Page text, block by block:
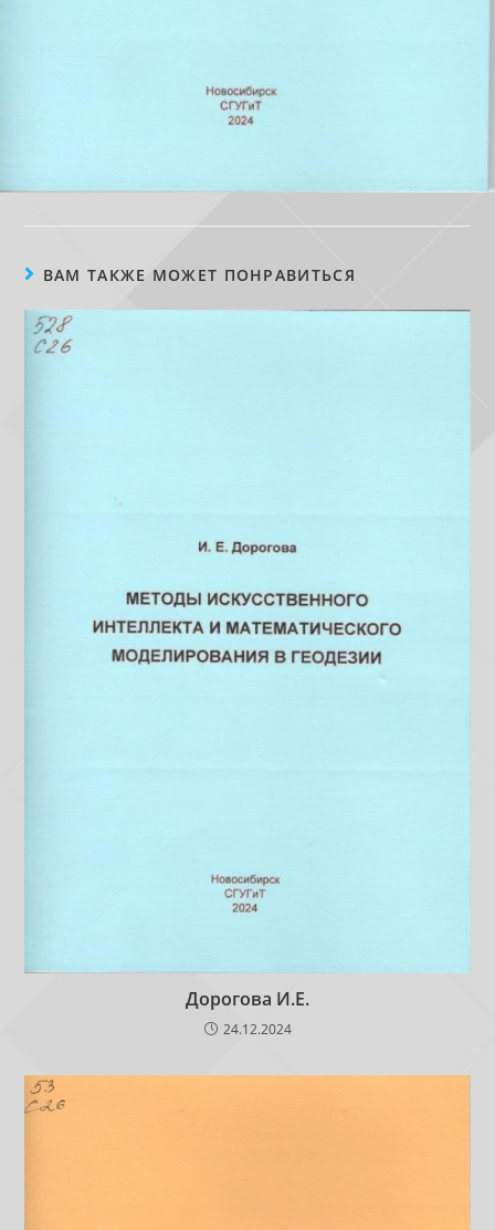
ВАМ ТАКЖЕ МОЖЕТ ПОНРАВИТЬСЯ
Дорогова И.Е.
24.12.2024